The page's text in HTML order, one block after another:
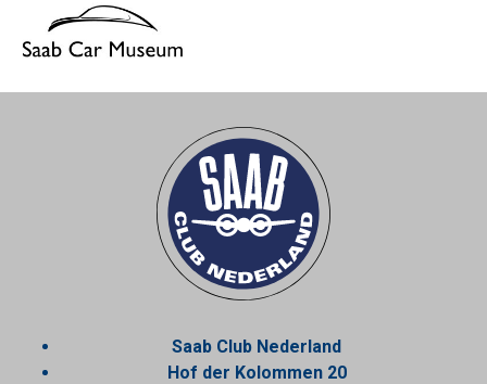
Saab Club Nederland
Hof der Kolommen 20